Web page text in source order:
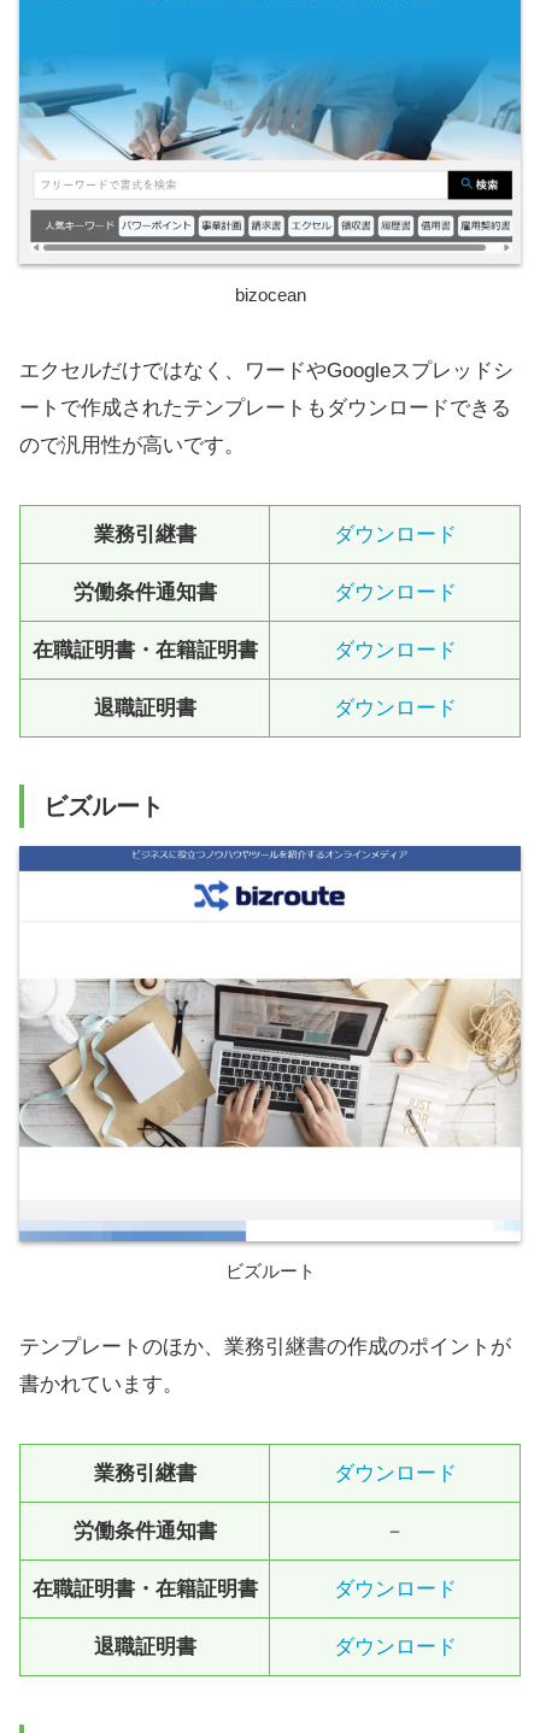
bizocean
エクセルだけではなく、ワードやGoogleスプレッドシ
ートで作成されたテンプレートもダウンロードできる
ので汎用性が高いです。
業務引継書 ダウンロード
労働条件通知書 ダウンロード
在職証明書・在籍証明書 ダウンロード
退職証明書 ダウンロード
ビズルート
ビズルート
テンプレートのほか、業務引継書の作成のポイントが
書かれています。
業務引継書 ダウンロード
労働条件通知書 －
在職証明書・在籍証明書 ダウンロード
退職証明書 ダウンロード